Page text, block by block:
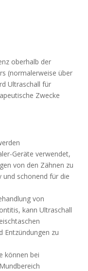
oberhalb der
(normalerweise über
Ultraschall für
Zwecke
Geräte verwendet,
von den Zähnen zu
schonend für die
von
kann Ultraschall
Entzündungen zu
können bei